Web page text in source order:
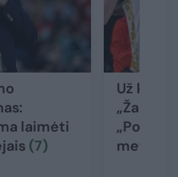
laimėti
(7)
Už
„Po